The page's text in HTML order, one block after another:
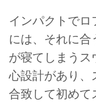
インパクトで
には、それに合
が寝てしまうス
心設計があり、
合致して初めて